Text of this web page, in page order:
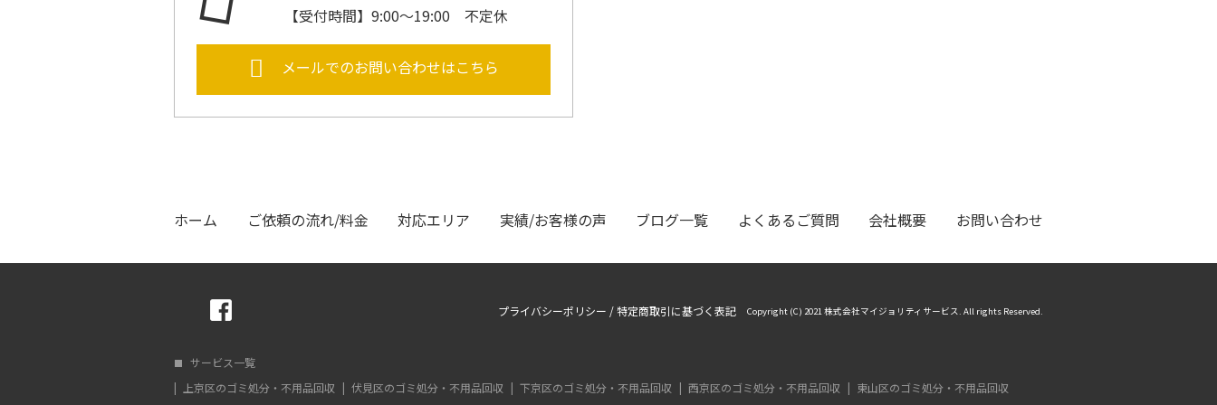
【受付時間】9:00～19:00 不定休
メールでのお問い合わせはこちら
ホーム ご依頼の流れ/料金 対応エリア 実績/お客様の声 ブログ一覧 よくあるご質問 会社概要 お問い合わせ
プライバシーポリシー /特定商取引に基づく表記 Copyright (C) 2021 株式会社マイジョリティサービス. All rights Reserved.
サービス一覧
上京区のゴミ処分・不用品回収
伏見区のゴミ処分・不用品回収 下京区のゴミ処分・不用品回収 西京区のゴミ処分・不用品回収 東山区のゴミ処分・不用品回収